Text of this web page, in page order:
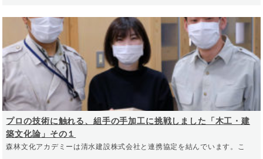
プロの技術に触れる、組手の手加工に挑戦しました「木工・建
築文化論」その１
森林文化アカデミーは清水建設株式会社と連携協定を結んでいます。こ